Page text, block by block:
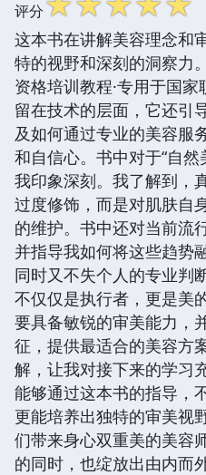
评分
这本书在讲解美容理念和
特的视野和深刻的洞察力
资格培训教程·专用于国
留在技术的层面，它还引
及如何通过专业的美容服
和自信心。书中对于“自然
我印象深刻。我了解到，
过度修饰，而是对肌肤自
的维护。书中还对当前流
并指导我如何将这些趋势
同时又不失个人的专业判
不仅仅是执行者，更是美
要具备敏锐的审美能力，
征，提供最适合的美容方
解，让我对接下来的学习
能够通过这本书的指导，
更能培养出独特的审美视
们带来身心双重美的美容
的同时，也绽放出由内而